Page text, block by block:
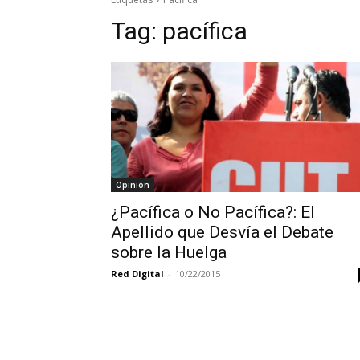
Tag: pacífica
Opinión
¿Pacífica o No Pacífica?: El
Apellido que Desvía el Debate
sobre la Huelga
Red Digital - 10/22/2015